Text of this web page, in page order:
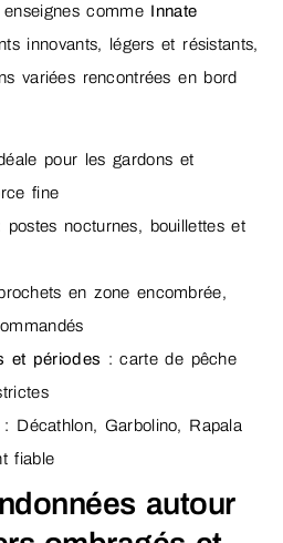
comme Innate
innovants, légers et résistants,
variées rencontrées en bord
pour les gardons et
fine
postes nocturnes, bouillettes et
en zone encombrée,
et périodes : carte de pêche
Décathlon, Garbolino, Rapala
fiable
autour